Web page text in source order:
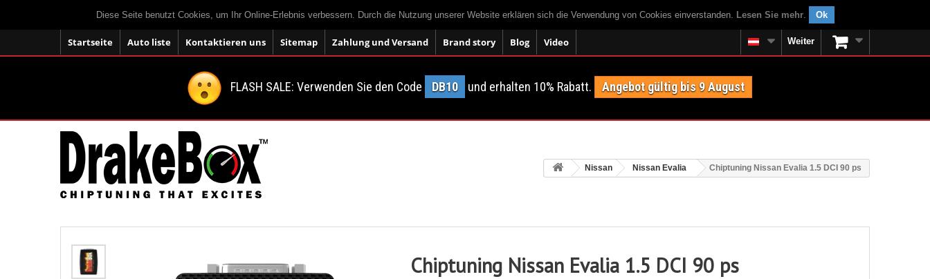
Diese Seite benutzt Cookies, um Ihr Online-Erlebnis verbessern. Durch die Nutzung unserer Website erklären sich die Verwendung von Cookies einverstanden. Lesen Sie mehr. Ok
Startseite Auto liste Kontaktieren uns Sitemap Zahlung und Versand Brand story Blog Video Weiter
FLASH SALE: Verwenden Sie den Code DB10 und erhalten 10% Rabatt. Angebot gültig bis 9 August
Nissan Nissan Evalia Chiptuning Nissan Evalia 1.5 DCI 90 ps
Chiptuning Nissan Evalia 1.5 DCI 90 ps